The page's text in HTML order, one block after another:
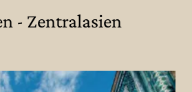
- Zentralasien